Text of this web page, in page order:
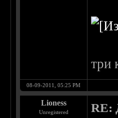
три
08-09-2011, 05:25 PM
Lioness
Unregistered RE: